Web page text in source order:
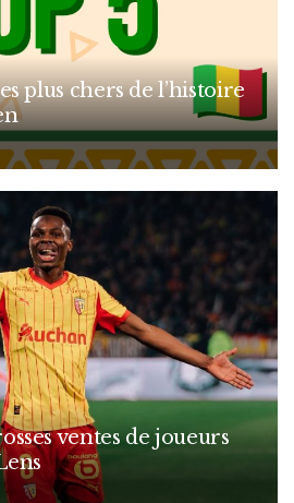
plus chers de l’histoire
ventes de joueurs